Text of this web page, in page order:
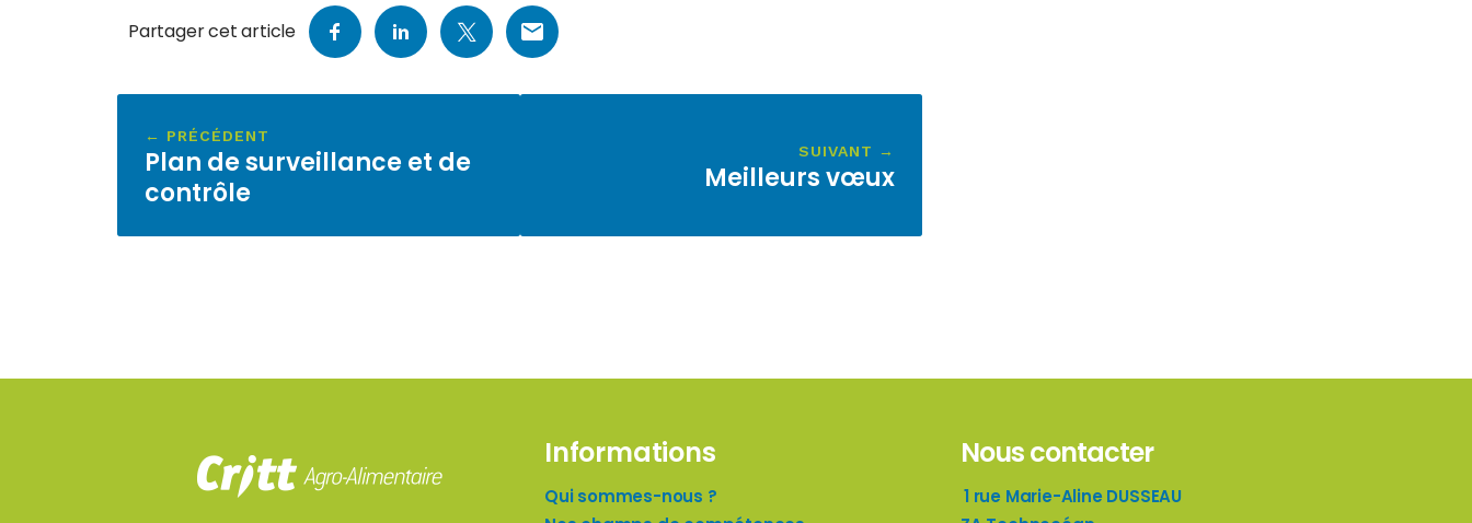
Partager cet article
← PRÉCÉDENT
Plan de surveillance et de
contrôle
SUIVANT →
Meilleurs vœux
Informations
Qui sommes-nous ?
Nous contacter
1 rue Marie-Aline DUSSEAU